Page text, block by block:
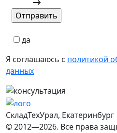
да
Я соглашаюсь с политикой
данных
СкладТехУрал, Екатеринбург
© 2012—2026. Все права